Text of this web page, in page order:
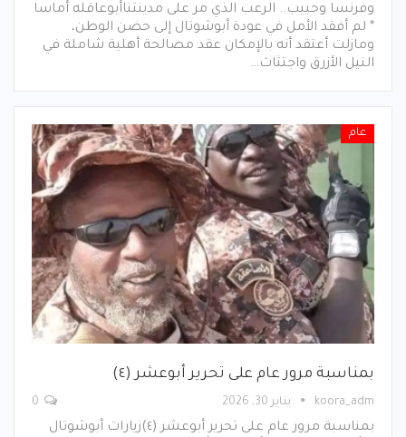
وفرنسا وحبيب.. الرعب الذي مر على مدينتناأبوعاقله أماسا
* لم أفقد الأمل في عودة أبوشوتال إلى حضن الوطن،
ومازلت أعتقد أنه بالإمكان عقد مصالحة أهلية شاملة في
النيل الأزرق واجتثاث…
عام
بمناسبة مرور عام على تحرير أبوعشر (٤)
koora_adm يناير 30, 2026
بمناسبة مرور عام على تحرير أبوعشر (٤)زيارات أبوشوتال